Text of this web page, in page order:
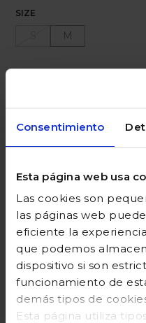
Consentimiento
Esta página web usa
Las cookies son
las páginas web
eficiente la
que podemos
dispositivo si son
funcionamiento de
demás tipos de
Esta página utiliza
SIZE
M
Ayuda sobre tallas
DESCRIPCIÓN
COMPOSICIÓN
GUÍA DE TALLAS
DEVOLUCIONES